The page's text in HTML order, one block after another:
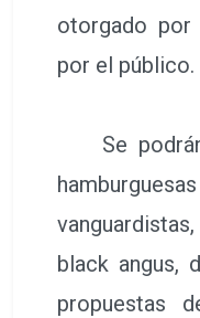
otorgado por
por el público.
Se podrán
black angus,
propuestas